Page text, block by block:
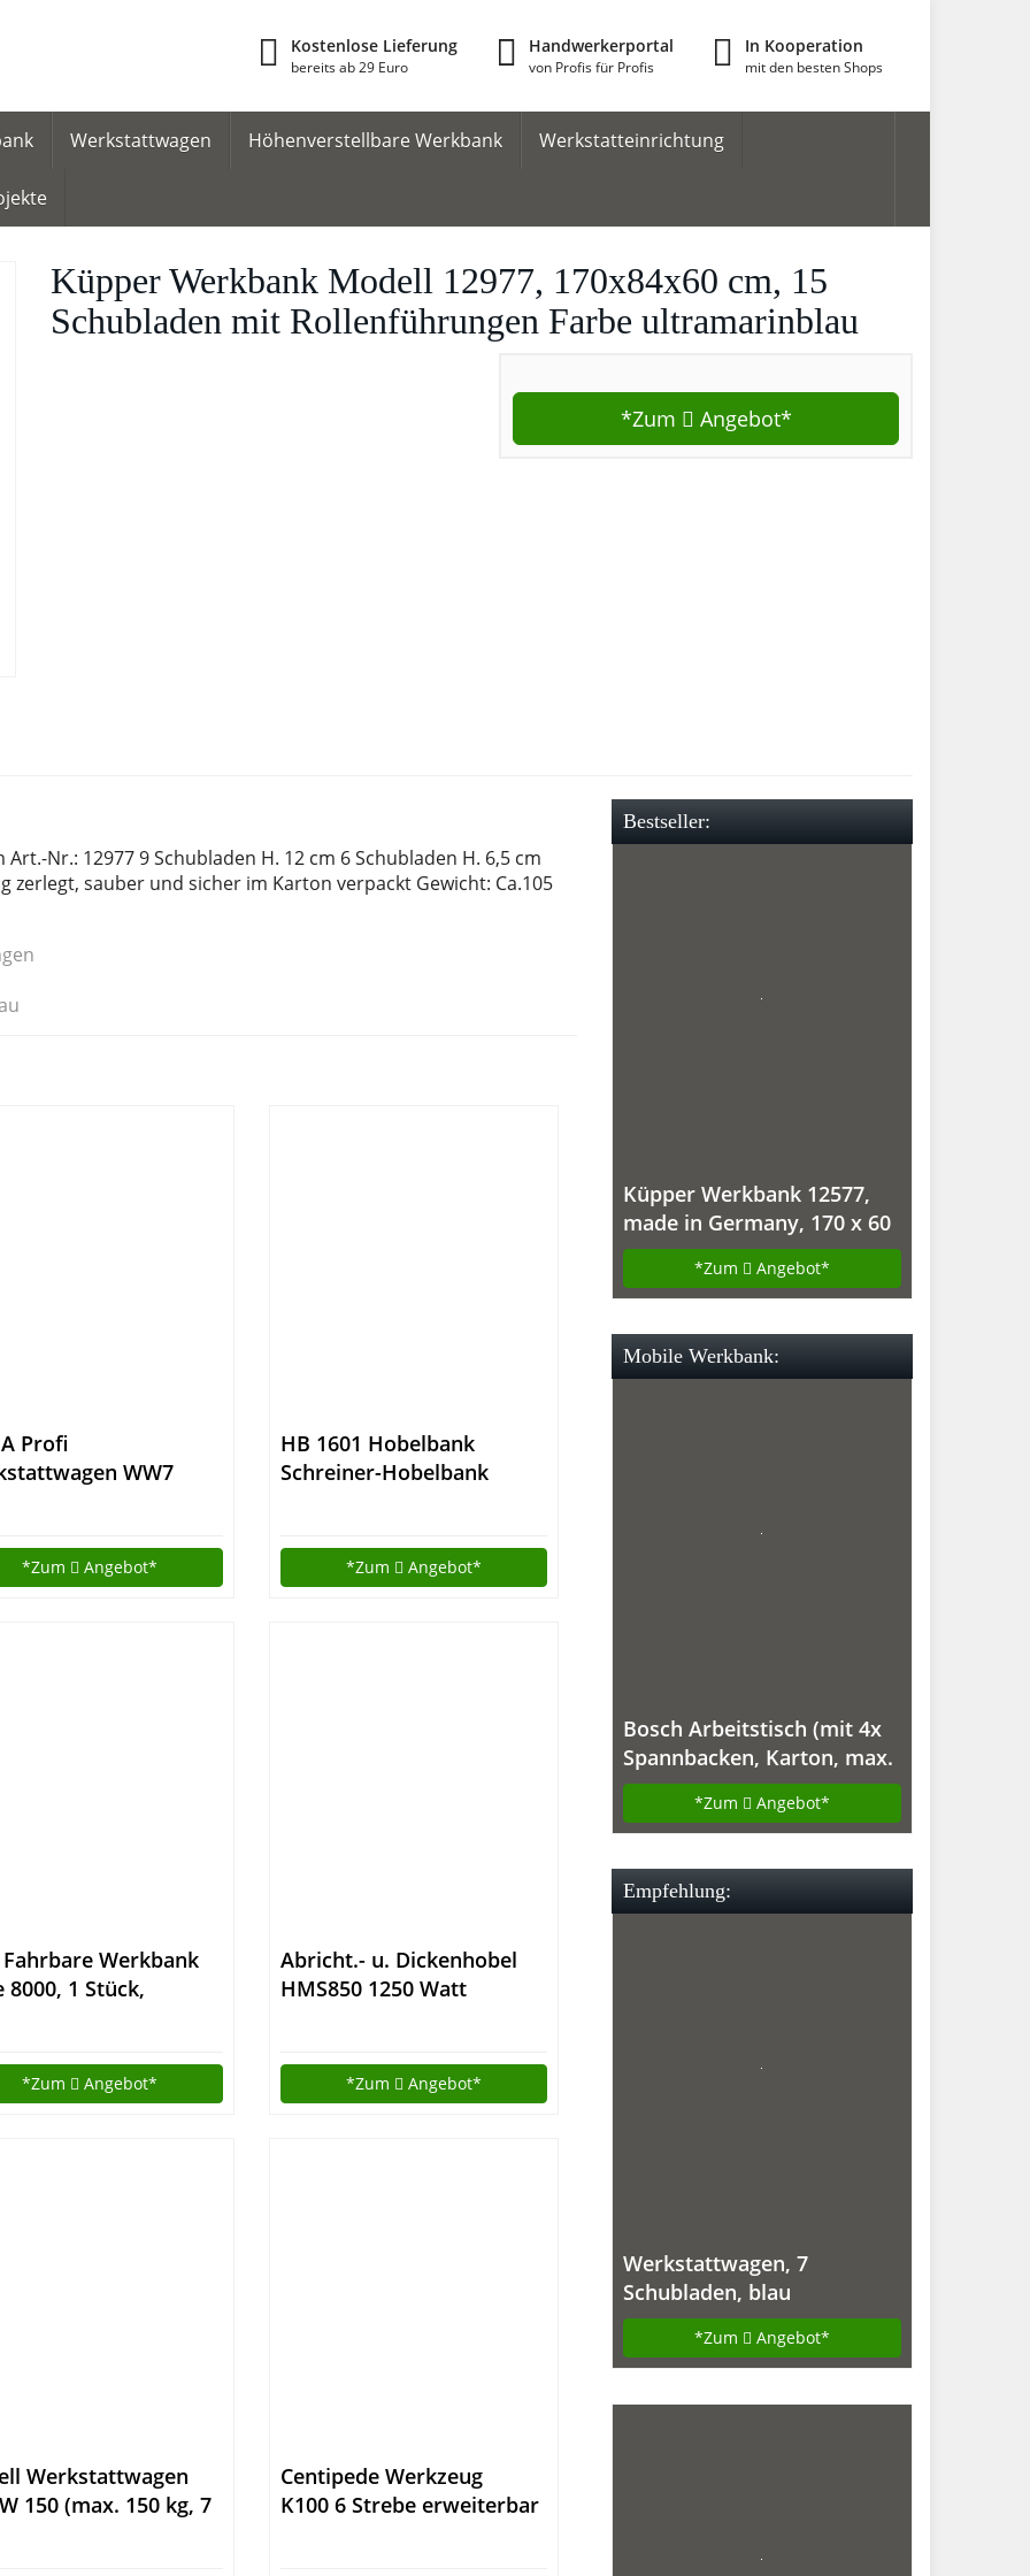
Kostenlose Lieferung
bereits ab 29 Euro
Handwerkerportal
von Profis für Profis
In Kooperation
mit den besten Shops
Werkstattwagen Höhenverstellbare Werkbank Werkstatteinrichtung
Küpper Werkbank Modell 12977, 170x84x60 cm, 15
Schubladen mit Rollenführungen Farbe ultramarinblau
*Zum Angebot*
Nr.: 12977 9 Schubladen H. 12 cm 6 Schubladen H. 6,5 cm
zerlegt, sauber und sicher im Karton verpackt Gewicht: Ca.105
Profi
WW7
*Zum Angebot*
HB 1601 Hobelbank
Schreiner-Hobelbank
*Zum Angebot*
Fahrbare Werkbank
8000, 1 Stück,
*Zum Angebot*
Abricht.- u. Dickenhobel
HMS850 1250 Watt
*Zum Angebot*
Werkstattwagen
150 (max. 150 kg, 7
Centipede Werkzeug
K100 6 Strebe erweiterbar
Bestseller:
Küpper Werkbank 12577,
made in Germany, 170 x 60
x 84 cm
*Zum Angebot*
Mobile Werkbank:
Bosch Arbeitstisch (mit 4x
Spannbacken, Karton, max.
Tragfähigkeit: 200 kg) PWB
600
*Zum Angebot*
Empfehlung:
Werkstattwagen, 7
Schubladen, blau
*Zum Angebot*